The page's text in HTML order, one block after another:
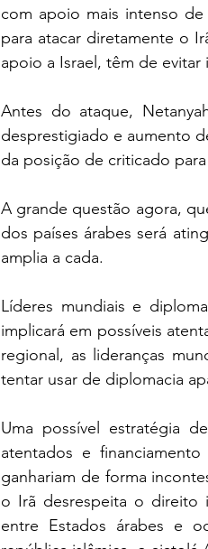
com apoio mais intenso
para atacar diretamente o
apoio a Israel, têm de evitar
Antes do ataque,
desprestigiado e aumento
da posição de criticado
A grande questão agora,
dos países árabes será
amplia a cada.
Líderes mundiais e
implicará em possíveis
regional, as lideranças
tentar usar de diplomacia
Uma possível estratégia
atentados e
ganhariam de forma
o Irã desrespeita o direito
entre Estados árabes e